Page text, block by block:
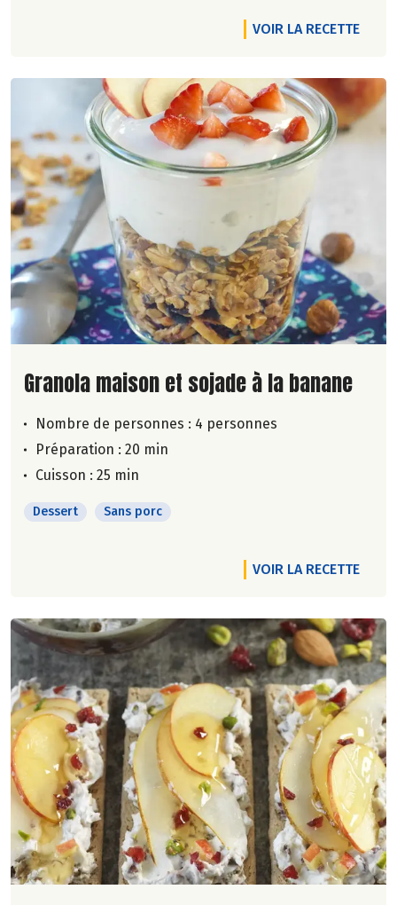
VOIR LA RECETTE
Lire la suite de la recette
Granola maison et sojade à la banane
Nombre de personnes : 4 personnes
Préparation : 20 min
Cuisson : 25 min
Dessert Sans porc
VOIR LA RECETTE